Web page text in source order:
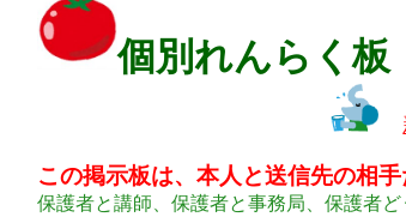
個別れんらく板
この掲示板は、本人と送信先の相手
保護者と講師、保護者と事務局、保護者